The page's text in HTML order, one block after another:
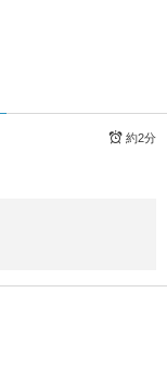
約2分